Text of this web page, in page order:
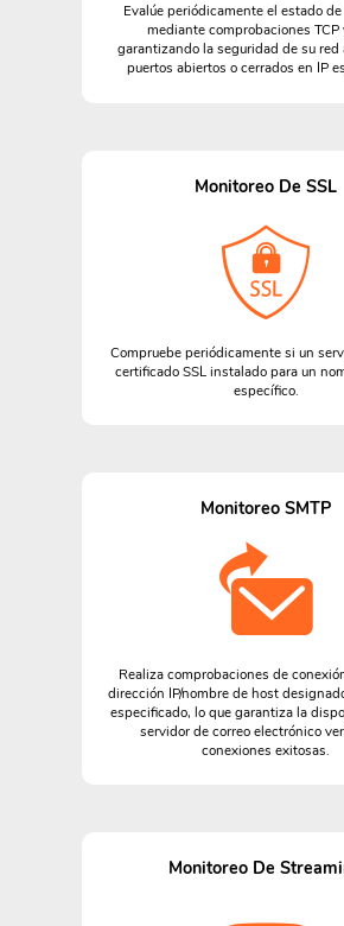
Evalúe periódicamente el estado
mediante comprobaciones TCP
garantizando la seguridad de su red
puertos abiertos o cerrados en IP
Monitoreo De SSL
Compruebe periódicamente si un
certificado SSL instalado para un
específico.
Monitoreo SMTP
Realiza comprobaciones de
dirección IP/nombre de host
especificado, lo que garantiza la
servidor de correo electrónico
conexiones exitosas.
Monitoreo De